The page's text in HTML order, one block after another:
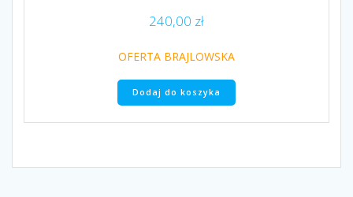
240,00 zł
OFERTA BRAJLOWSKA
Dodaj do koszyka